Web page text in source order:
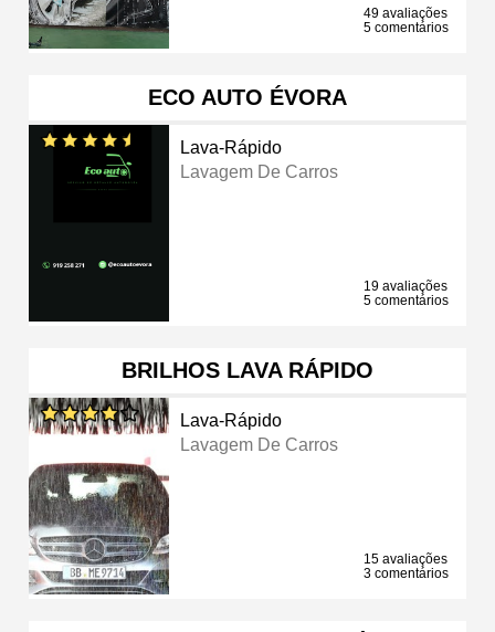
49 avaliações
5 comentários
ECO AUTO ÉVORA
Lava-Rápido
Lavagem De Carros
19 avaliações
5 comentários
BRILHOS LAVA RÁPIDO
Lava-Rápido
Lavagem De Carros
15 avaliações
3 comentários